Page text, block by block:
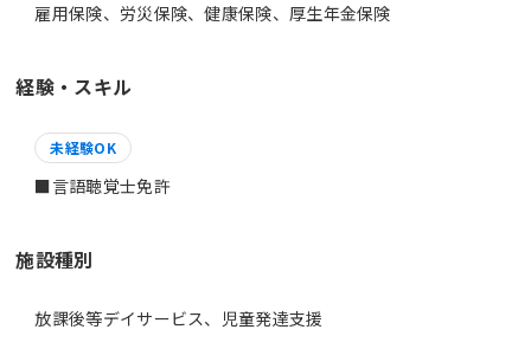
雇用保険、労災保険、健康保険、厚生年金保険
経験・スキル
未経験OK
■言語聴覚士免許
施設種別
放課後等デイサービス、児童発達支援